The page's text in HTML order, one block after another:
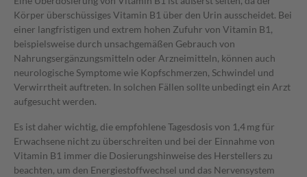
Körper überschüssiges Vitamin B1 über den Urin ausscheidet. Bei
einer langfristigen und extrem hohen Zufuhr von Vitamin B1,
beispielsweise durch unsachgemäßen Gebrauch von
Nahrungsergänzungsmitteln oder Arzneimitteln, können auch
neurologische Symptome wie Kopfschmerzen, Schwindel und
Verwirrtheit auftreten. In solchen Fällen sollte unbedingt ein Arzt
aufgesucht werden.
Es ist daher wichtig, die empfohlene Tagesdosis von 1,4 mg für
Erwachsene nicht zu überschreiten und bei der Einnahme von
Vitamin B1 immer die Dosierungshinweise des Herstellers zu
beachten, um den Energiestoffwechsel und das Nervensystem